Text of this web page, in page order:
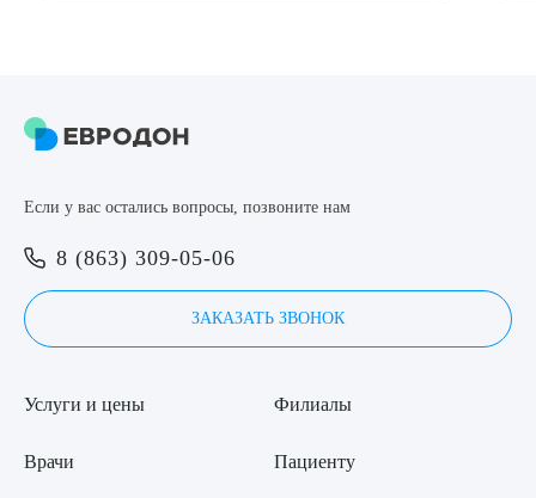
Если у вас остались вопросы, позвоните нам
8 (863) 309-05-06
ЗАКАЗАТЬ ЗВОНОК
Услуги и цены
Врачи
Филиалы
Пациенту